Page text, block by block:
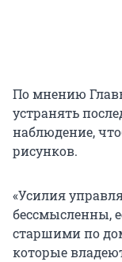
По мнению
устранять
наблюдение,
рисунков.
«Усилия
бессмысленны,
старшими по
которые